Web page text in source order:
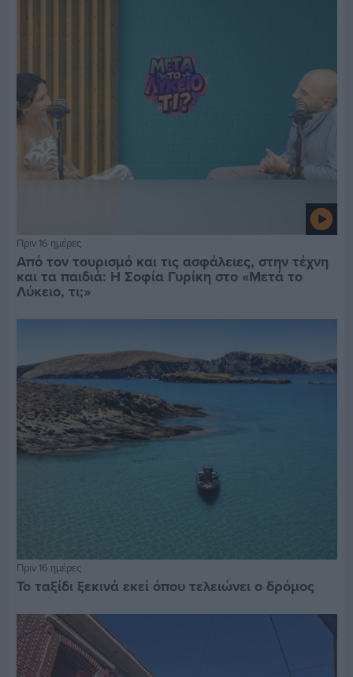
Πριν 16 ημέρες
Από τον τουρισμό και τις ασφάλειες, στην τέχνη
και τα παιδιά: Η Σοφία Γυρίκη στο «Μετά το
Λύκειο, τι;»
Πριν 16 ημέρες
Το ταξίδι ξεκινά εκεί όπου τελειώνει ο δρόμος